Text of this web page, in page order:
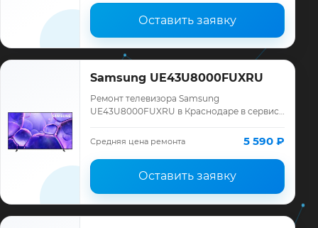
Оставить заявку
Samsung UE43U8000FUXRU
Ремонт телевизора Samsung
UE43U8000FUXRU в Краснодаре в сервисе
Samsung, смета до ремонта, запчасти и
Средняя цена ремонта 5 590 ₽
Оставить заявку